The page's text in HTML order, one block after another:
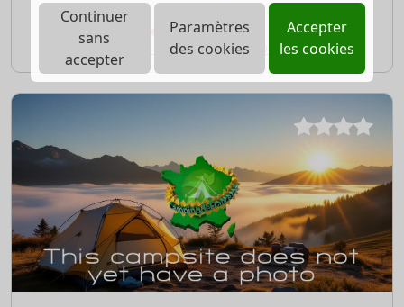
Continuer
sans
accepter
Paramètres
des cookies
Accepter
les cookies
4.5/5 (1 opinion)
Cornillon - Gard (30)